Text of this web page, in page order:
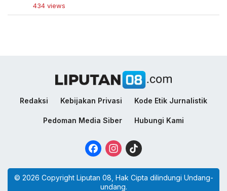
434 views
Redaksi Kebijakan Privasi Kode Etik Jurnalistik
Pedoman Media Siber Hubungi Kami
FacebookInstagram
© 2026 Copyright Liputan 08, Hak Cipta dilindungi Undang-
undang.